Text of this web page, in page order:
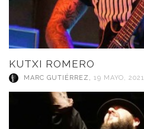
KUTXI ROMERO
MARC GUTIÉRREZ , 19 MAYO, 2021